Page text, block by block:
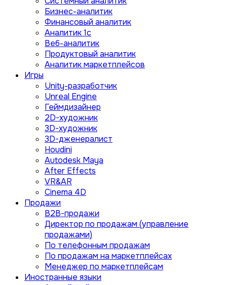
Бизнес-аналитик
Финансовый аналитик
Aналитик 1с
Веб-аналитик
Продуктовый аналитик
Аналитик маркетплейсов
Игры
Unity-разработчик
Unreal Engine
Геймдизайнер
2D-художник
3D-художник
3D-дженералист
Houdini
Autodesk Maya
After Effects
VR&AR
Cinema 4D
Продажи
B2B-продажи
Директор по продажам (управление
продажами)
По телефонным продажам
По продажам на маркетплейсах
Менеджер по маркетплейсам
Иностранные языки